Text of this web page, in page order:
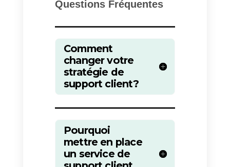
canaux. Les clients peuvent
pour vous contacter. En outre,
elle vous permet de comprendre
le comportement des utilisateurs,
un aspect essentiel pour
comprendre leurs besoins et
préférences et pour concevoir de